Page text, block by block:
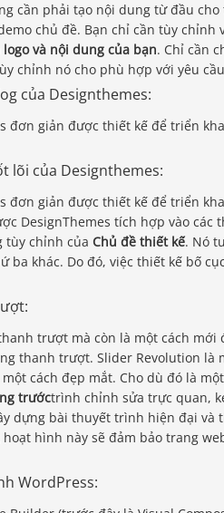
cần phải tạo nội dung từ đầu
chủ đề. Bạn chỉ cần tùy
logo và nội dung của bạn. Chỉ cần
chỉnh nó cho phù hợp với yêu
của Designthemes:
đơn giản được thiết kế để triển
lõi của Designthemes:
đơn giản được thiết kế để triển
DesignThemes tích hợp vào
tùy chỉnh của Chủ đề thiết kế. Nó
ba khác. Do đó, việc thiết kế bố
trượt mà còn là một cách
thanh trượt. Slider Revolution là
cách đẹp mắt. Cho dù đó là một
trướctrình chỉnh sửa trực quan,
dựng bài thuyết trình hiện đại
hình này sẽ đảm bảo trang
WordPress: